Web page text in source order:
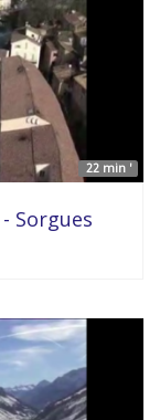
22 min '
Sorgues